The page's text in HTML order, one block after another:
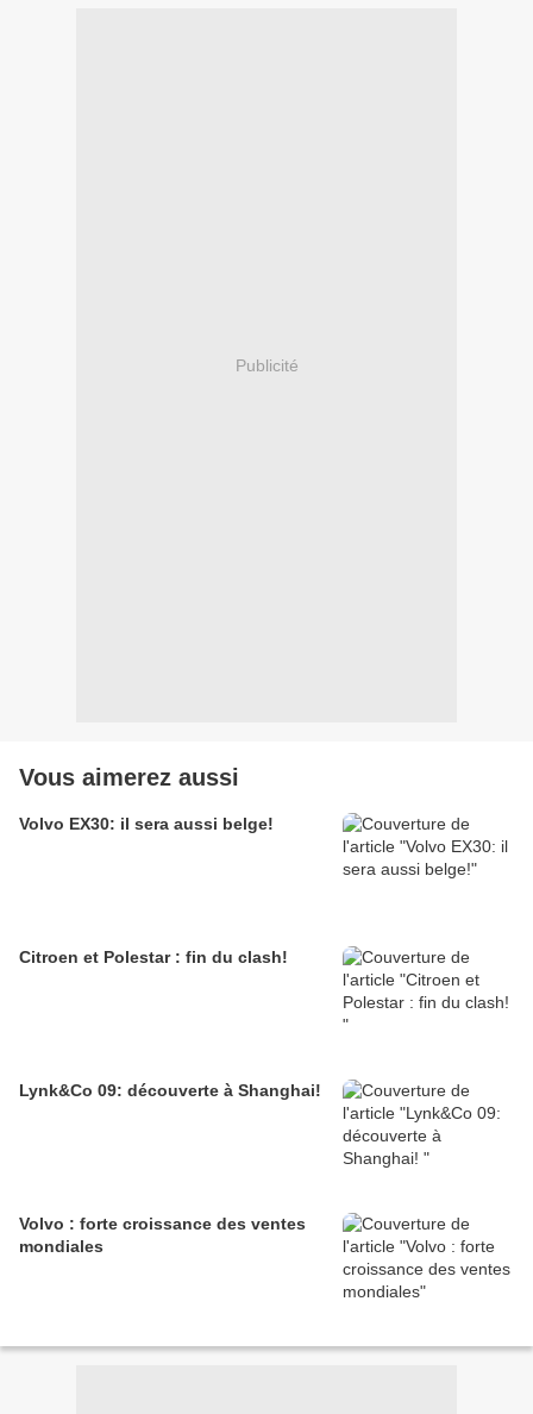
Publicité
Vous aimerez aussi
Volvo EX30: il sera aussi belge!
Citroen et Polestar : fin du clash!
Lynk&Co 09: découverte à Shanghai!
Volvo : forte croissance des ventes
mondiales